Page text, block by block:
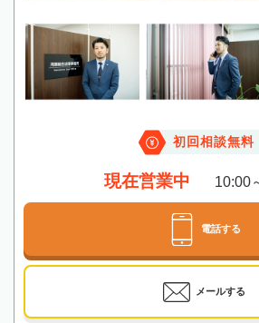
初回相談無料
現在営業中 10:00
電話する
メールする